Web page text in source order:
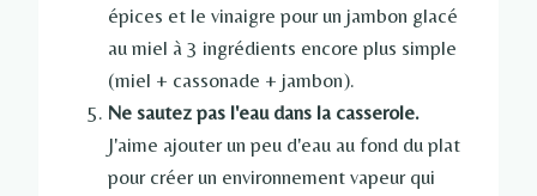
épices et le vinaigre pour un jambon glacé
au miel à 3 ingrédients encore plus simple
(miel + cassonade + jambon).
Ne sautez pas l'eau dans la casserole.
J'aime ajouter un peu d'eau au fond du plat
pour créer un environnement vapeur qui